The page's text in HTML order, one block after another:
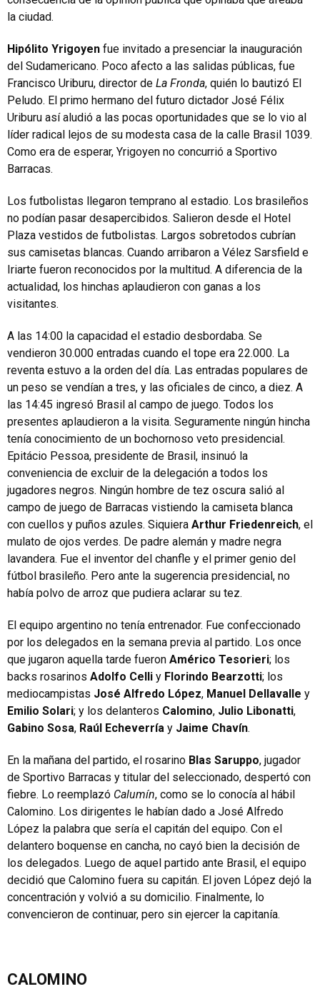
la ciudad.
Hipólito Yrigoyen fue invitado a presenciar la inauguración
del Sudamericano. Poco afecto a las salidas públicas, fue
Francisco Uriburu, director de La Fronda, quién lo bautizó El
Peludo. El primo hermano del futuro dictador José Félix
Uriburu así aludió a las pocas oportunidades que se lo vio al
líder radical lejos de su modesta casa de la calle Brasil 1039.
Como era de esperar, Yrigoyen no concurrió a Sportivo
Barracas.
Los futbolistas llegaron temprano al estadio. Los brasileños
no podían pasar desapercibidos. Salieron desde el Hotel
Plaza vestidos de futbolistas. Largos sobretodos cubrían
sus camisetas blancas. Cuando arribaron a Vélez Sarsfield e
Iriarte fueron reconocidos por la multitud. A diferencia de la
actualidad, los hinchas aplaudieron con ganas a los
visitantes.
A las 14:00 la capacidad el estadio desbordaba. Se
vendieron 30.000 entradas cuando el tope era 22.000. La
reventa estuvo a la orden del día. Las entradas populares de
un peso se vendían a tres, y las oficiales de cinco, a diez. A
las 14:45 ingresó Brasil al campo de juego. Todos los
presentes aplaudieron a la visita. Seguramente ningún hincha
tenía conocimiento de un bochornoso veto presidencial.
Epitácio Pessoa, presidente de Brasil, insinuó la
conveniencia de excluir de la delegación a todos los
jugadores negros. Ningún hombre de tez oscura salió al
campo de juego de Barracas vistiendo la camiseta blanca
con cuellos y puños azules. Siquiera Arthur Friedenreich, el
mulato de ojos verdes. De padre alemán y madre negra
lavandera. Fue el inventor del chanfle y el primer genio del
fútbol brasileño. Pero ante la sugerencia presidencial, no
había polvo de arroz que pudiera aclarar su tez.
El equipo argentino no tenía entrenador. Fue confeccionado
por los delegados en la semana previa al partido. Los once
que jugaron aquella tarde fueron Américo Tesorieri; los
backs rosarinos Adolfo Celli y Florindo Bearzotti; los
mediocampistas José Alfredo López, Manuel Dellavalle y
Emilio Solari; y los delanteros Calomino, Julio Libonatti,
Gabino Sosa, Raúl Echeverría y Jaime Chavín.
En la mañana del partido, el rosarino Blas Saruppo, jugador
de Sportivo Barracas y titular del seleccionado, despertó con
fiebre. Lo reemplazó Calumín, como se lo conocía al hábil
Calomino. Los dirigentes le habían dado a José Alfredo
López la palabra que sería el capitán del equipo. Con el
delantero boquense en cancha, no cayó bien la decisión de
los delegados. Luego de aquel partido ante Brasil, el equipo
decidió que Calomino fuera su capitán. El joven López dejó la
concentración y volvió a su domicilio. Finalmente, lo
convencieron de continuar, pero sin ejercer la capitanía.
CALOMINO